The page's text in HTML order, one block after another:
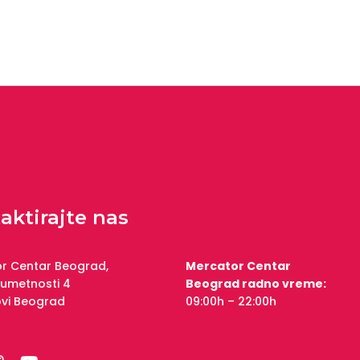
nas
Centar Beograd,
4
Beograd
Mercator Centar
Beograd radno vreme:
09:00h – 22:00h